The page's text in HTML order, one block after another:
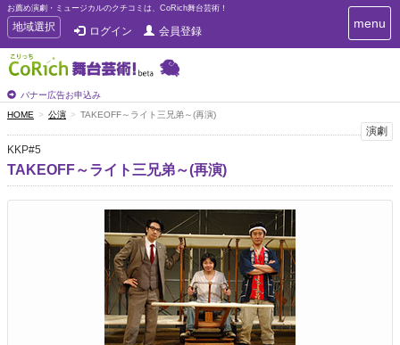
お薦め演劇・ミュージカルのクチコミは、CoRich舞台芸術！
T
o
g
g
e
n
a
v
i
g
地域選択 ログイン 会員登録
バナー広告お申込み
T
o
i
g
menu
HOME 公演 TAKEOFF～ライト三兄弟～(再演)
演劇
KKP#5
TAKEOFF～ライト三兄弟～(再演)